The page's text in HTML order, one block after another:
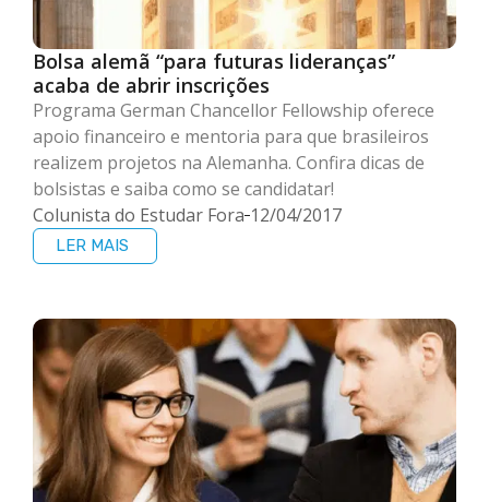
Bolsa alemã “para futuras lideranças”
acaba de abrir inscrições
Programa German Chancellor Fellowship oferece
apoio financeiro e mentoria para que brasileiros
realizem projetos na Alemanha. Confira dicas de
bolsistas e saiba como se candidatar!
Colunista do Estudar Fora 12/04/2017
LER MAIS